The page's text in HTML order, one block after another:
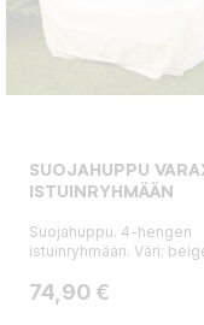
SUOJAHUPPU
ISTUINRYHMÄÄN
Suojahuppu. 4-hengen
istuinryhmään. Väri:
Hinta
74,90 €